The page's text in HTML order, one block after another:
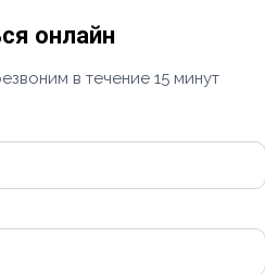
онлайн
в течение 15 минут